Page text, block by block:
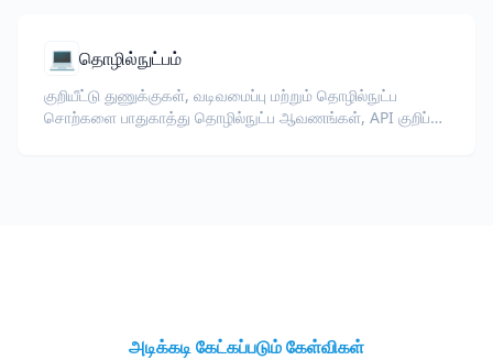
💻 தொழில்நுட்பம்
குறியீட்டு துணுக்குகள், வடிவமைப்பு மற்றும் தொழில்நுட்ப
சொற்களை பாதுகாத்து தொழில்நுட்ப ஆவணங்கள், API குறிப்பு,
அடிக்கடி கேட்கப்படும் கேள்விகள்